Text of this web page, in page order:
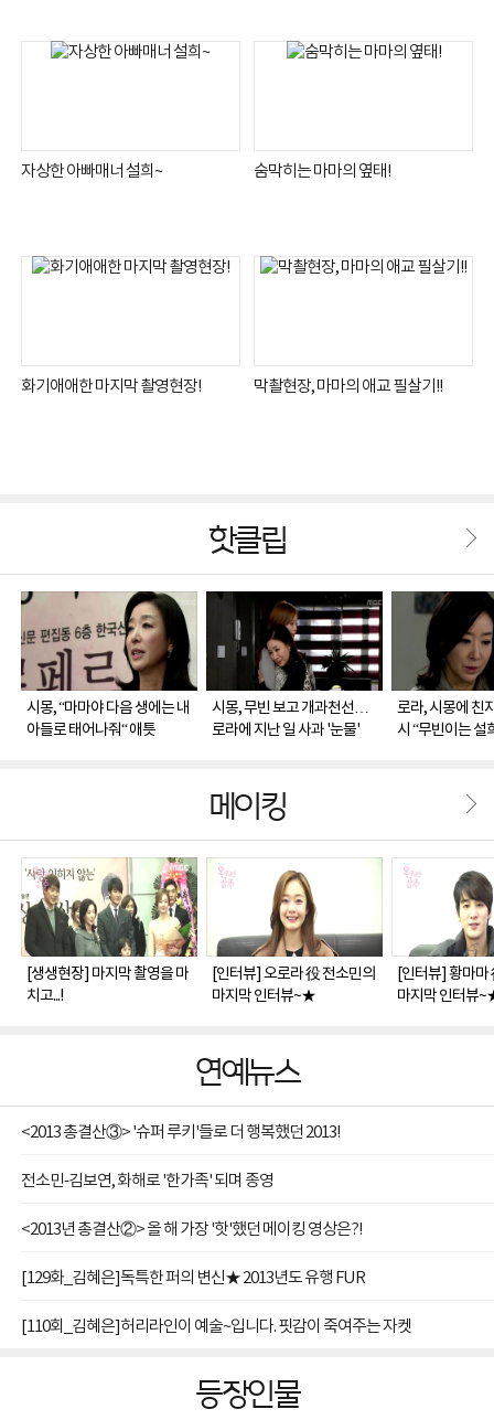
자상한 아빠매너 설희~ 숨막히는 마마의 옆태!
화기애애한 마지막 촬영현장! 막촬현장, 마마의 애교 필살기!!
핫클립
시몽, “마마야 다음 생에는 내
아들로 태어나줘“ 애틋
시몽, 무빈 보고 개과천선…
로라에 지난 일 사과 '눈물'
로라, 시몽에 친
시 “무빈이는 설
메이킹
[생생현장] 마지막 촬영을 마
치고...!
[인터뷰] 오로라 役 전소민의
마지막 인터뷰~★
[인터뷰] 황마마
마지막 인터뷰
연예뉴스
<2013 총결산③> '슈퍼 루키'들로 더 행복했던 2013!
전소민-김보연, 화해로 '한가족' 되며 종영
<2013년 총결산②> 올 해 가장 '핫'했던 메이킹 영상은?!
[129화_김혜은]독특한 퍼의 변신★ 2013년도 유행 FUR
[110회_김혜은]허리라인이 예술~입니다. 핏감이 죽여주는 자켓
등장인물